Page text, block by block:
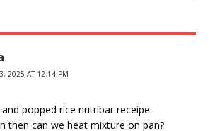
2025 AT 12:14 PM
popped rice nutribar receipe
then can we heat mixture on pan?